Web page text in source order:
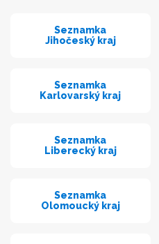
Seznamka
Jihočeský kraj
Seznamka
Karlovarský kraj
Seznamka
Liberecký kraj
Seznamka
Olomoucký kraj